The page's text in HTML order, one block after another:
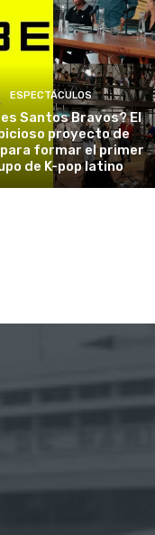
ESPECTÁCULOS
es Santos Bravos? El
proyecto de
para formar el primer
de K-pop latino